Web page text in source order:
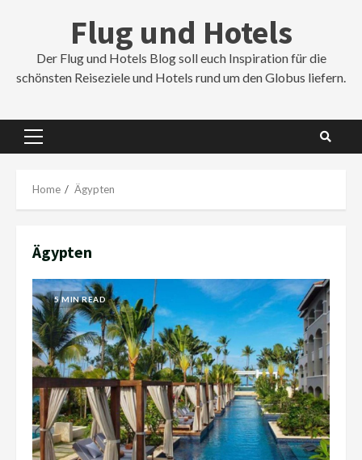
Flug und Hotels
Der Flug und Hotels Blog soll euch Inspiration für die
schönsten Reiseziele und Hotels rund um den Globus liefern.
Primary
Home Ägypten
Ägypten
5 MIN READ